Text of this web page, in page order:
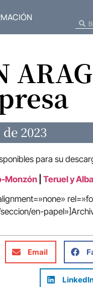
2023
para su
Monzón| Teruel y
en-
Email